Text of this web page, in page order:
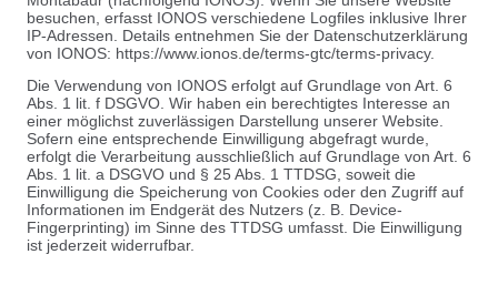
besuchen, erfasst IONOS verschiedene Logfiles inklusive Ihrer
IP-Adressen. Details entnehmen Sie der Datenschutzerklärung
von IONOS: https://www.ionos.de/terms-gtc/terms-privacy.
Die Verwendung von IONOS erfolgt auf Grundlage von Art. 6
Abs. 1 lit. f DSGVO. Wir haben ein berechtigtes Interesse an
einer möglichst zuverlässigen Darstellung unserer Website.
Sofern eine entsprechende Einwilligung abgefragt wurde,
erfolgt die Verarbeitung ausschließlich auf Grundlage von Art. 6
Abs. 1 lit. a DSGVO und § 25 Abs. 1 TTDSG, soweit die
Einwilligung die Speicherung von Cookies oder den Zugriff auf
Informationen im Endgerät des Nutzers (z. B. Device-
Fingerprinting) im Sinne des TTDSG umfasst. Die Einwilligung
ist jederzeit widerrufbar.